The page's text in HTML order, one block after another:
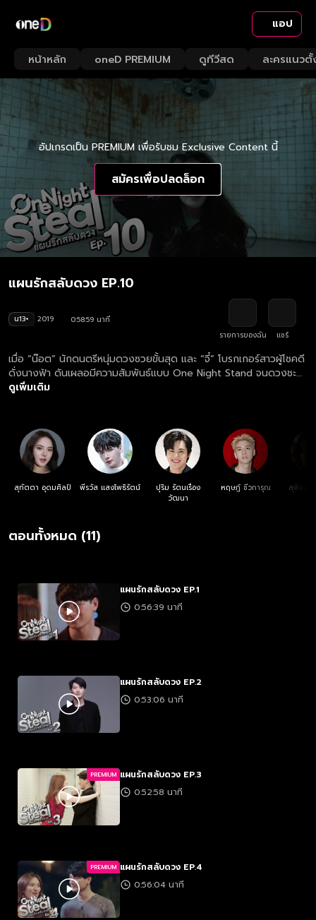
แอป
หน้าหลัก oneD PREMIUM ดูทีวีสด ละครแนวตั้
อัปเกรดเป็น PREMIUM เพื่อรับชม Exclusive Content นี้
สมัครเพื่อปลดล็อก
แผนรักสลับดวง EP.10
น13+ 2019
0:58:59 นาที
รายการของฉัน
แชร์
เมื่อ “น๊อต” นักดนตรีหนุ่มดวงซวยขั้นสุด และ “จี๋” โบรกเกอร์สาวผู้โชคดี
ดั่งนางฟ้า ดันเผลอมีความสัมพันธ์แบบ One Night Stand จนดวงชะตา
สลับขั้วกันอย่างสิ้นเชิง! จากชีวิตสุดปังของจี๋พังพินาศในพริบตา ส่วนน๊อ
คืบประชิดตัวสุดป่วนจึงเริ่มต้นขึ้น!
ดูเพิ่มเติม
สุทัตตา อุดมศิลป์ พีรวัส แสงโพธิรัตน์
ปุริม รัตนเรือง
วัฒนา
หฤษฎ์ ชีวการุณ
สุพิชชา
ตอนทั้งหมด (11)
แผนรักสลับดวง EP.1
0:56:39 นาที
แผนรักสลับดวง EP.2
0:53:06 นาที
PREMIUM แผนรักสลับดวง EP.3
0:52:58 นาที
PREMIUM แผนรักสลับดวง EP.4
0:56:04 นาที